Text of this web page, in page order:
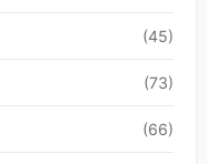
(45)
(73)
(66)